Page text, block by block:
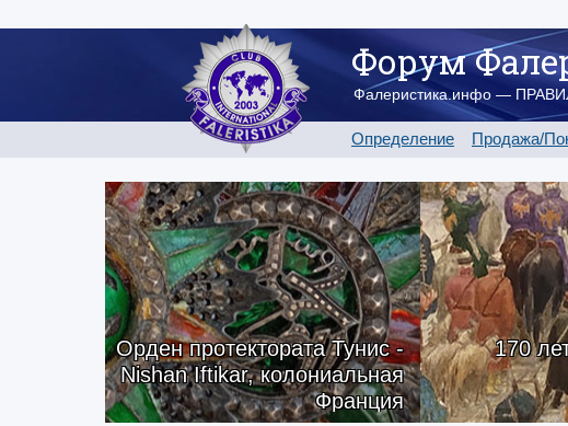
Форум
Фалеристика.инфо —
Определение Продажа/
Орден протектората Тунис -
Nishan Iftikar, колониальная
Франция
170